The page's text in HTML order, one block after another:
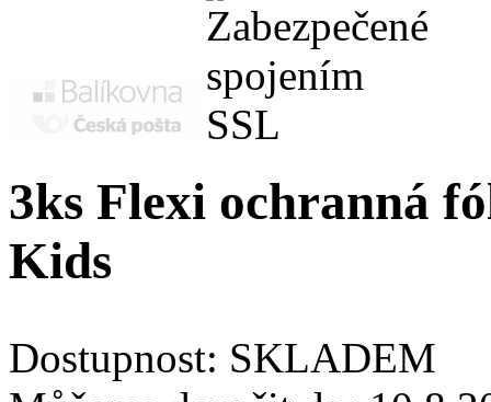
3ks Flexi ochranná
Kids
Dostupnost: SKLADEM